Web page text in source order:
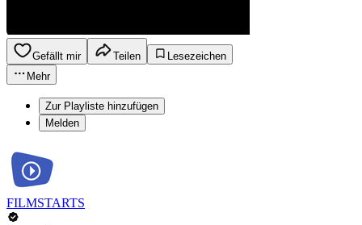
Gefällt mir Teilen
Lesezeichen
Mehr
Zur Playliste hinzufügen
Melden
FILMSTARTS